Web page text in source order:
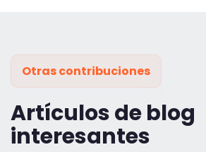
Otras contribuciones
Artículos de blog
interesantes